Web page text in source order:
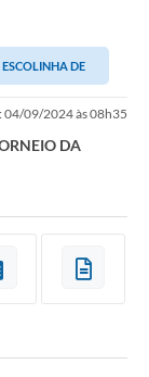
DE
04/09/2024 às 08h35
DA